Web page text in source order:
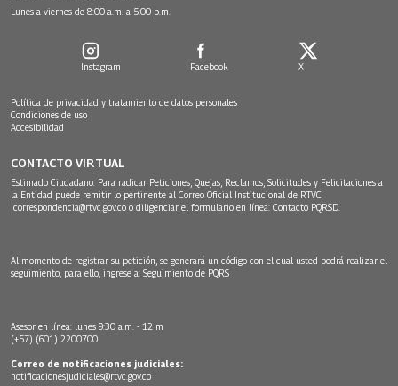
Lunes a viernes de 8:00 a.m. a 5:00 p.m.
Instagram Facebook X
Política de privacidad y tratamiento de datos personales
Condiciones de uso
Accesibilidad
CONTACTO VIRTUAL
Estimado Ciudadano: Para radicar Peticiones, Quejas, Reclamos, Solicitudes y Felicitaciones a
la Entidad puede remitir lo pertinente al Correo Oficial Institucional de RTVC
correspondencia@rtvc.gov.co o diligenciar el formulario en línea: Contacto PQRSD.
Al momento de registrar su petición, se generará un código con el cual usted podrá realizar el
seguimiento, para ello, ingrese a: Seguimiento de PQRS
Asesor en línea: lunes 9:30 a.m. - 12 m
(+57) (601) 2200700
Correo de notificaciones judiciales:
notificacionesjudiciales@rtvc.gov.co